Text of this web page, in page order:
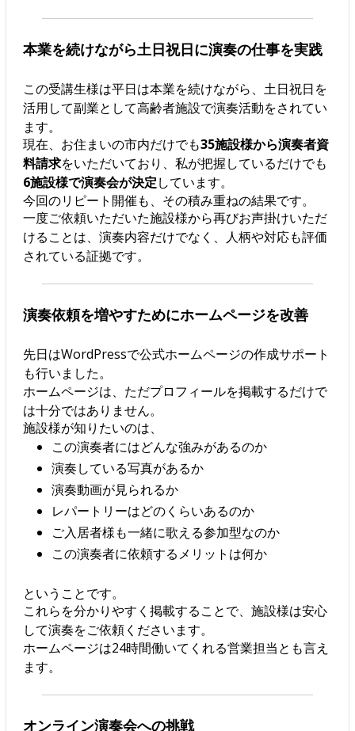
本業を続けながら土日祝日に演奏の仕事を実践
この受講生様は平日は本業を続けながら、土日祝日を
活用して副業として高齢者施設で演奏活動をされてい
ます。
現在、お住まいの市内だけでも35施設様から演奏者資
料請求をいただいており、私が把握しているだけでも
6施設様で演奏会が決定しています。
今回のリピート開催も、その積み重ねの結果です。
一度ご依頼いただいた施設様から再びお声掛けいただ
けることは、演奏内容だけでなく、人柄や対応も評価
されている証拠です。
演奏依頼を増やすためにホームページを改善
先日はWordPressで公式ホームページの作成サポート
も行いました。
ホームページは、ただプロフィールを掲載するだけで
は十分ではありません。
施設様が知りたいのは、
この演奏者にはどんな強みがあるのか
演奏している写真があるか
演奏動画が見られるか
レパートリーはどのくらいあるのか
ご入居者様も一緒に歌える参加型なのか
この演奏者に依頼するメリットは何か
ということです。
これらを分かりやすく掲載することで、施設様は安心
して演奏をご依頼くださいます。
ホームページは24時間働いてくれる営業担当とも言え
ます。
オンライン演奏会への挑戦